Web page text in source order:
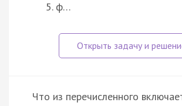
ф…
Что из перечисленного